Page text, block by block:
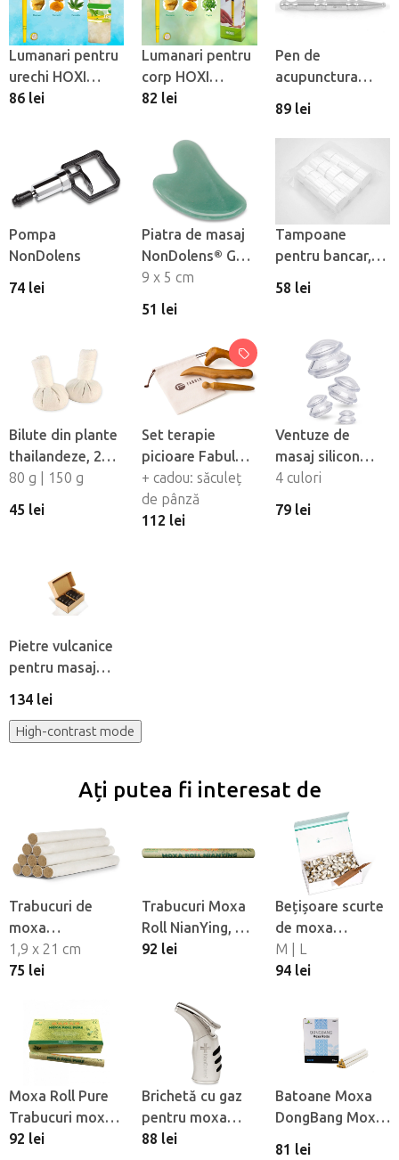
Lumanari pentru
urechi HOXI
Cannabis, 10 buc
86 lei
Lumanari pentru
corp HOXI
Cimbru, 10 buc
82 lei
Pen de
acupunctura
Fabulo Pen
89 lei
Pompa
NonDolens
74 lei
Piatra de masaj
NonDolens® Gua
Sha heart -
Aventurine
9 x 5 cm
51 lei
Tampoane
pentru bancar,
450 buc
58 lei
Bilute din plante
thailandeze, 2
buc
80 g | 150 g
45 lei
Set terapie
picioare Fabulo
Set terapie, 3
buc
+ cadou: săculeț
de pânză
112 lei
Ventuze de
masaj silicon
Fabulo
Mushroom - set,
4 culori
79 lei
Pietre vulcanice
pentru masaj
Fabulo Large, 8
134 lei
High-contrast mode
Ați putea fi interesat de
Trabucuri de
moxa
NonDolens®
Moxa Rolls, 10
1,9 x 21 cm
75 lei
Trabucuri Moxa
Roll NianYing, 10
buc
92 lei
Bețișoare scurte
de moxa
NonDolens®
Needle Moxa
M | L
94 lei
Moxa Roll Pure
Trabucuri moxa
pure, 10 buc
92 lei
Brichetă cu gaz
pentru moxa
NonDolens®
88 lei
Batoane Moxa
DongBang Moxa
Rolls, 20 buc
81 lei